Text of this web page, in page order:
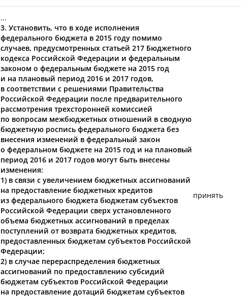
...
3. Установить, что в ходе исполнения
федерального бюджета в 2015 году помимо
случаев, предусмотренных статьей 217 Бюджетного
кодекса Российской Федерации и федеральным
законом о федеральным бюджете на 2015 год
и на плановый период 2016 и 2017 годов,
в соответствии с решениями Правительства
Российской Федерации после предварительного
рассмотрения трехсторонней комиссией
по вопросам межбюджетных отношений в сводную
бюджетную роспись федерального бюджета без
внесения изменений в федеральный закон
о федеральном бюджете на 2015 год и на плановый
период 2016 и 2017 годов могут быть внесены
изменения:
1) в связи с увеличением бюджетных ассигнований
на предоставление бюджетных кредитов
из федерального бюджета бюджетам субъектов
Российской Федерации сверх установленного
объема бюджетных ассигнований в пределах
поступлений от возврата бюджетных кредитов,
предоставленных бюджетам субъектов Российской
Федерации;
2) в случае перераспределения бюджетных
ассигнований по предоставлению субсидий
бюджетам субъектов Российской Федерации
на предоставление дотаций бюджетам субъектов
принять